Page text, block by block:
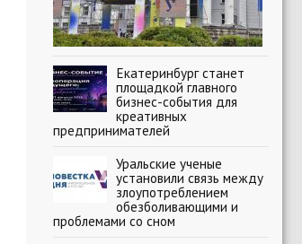
Екатеринбург станет
площадкой главного
бизнес-события для
креативных
предпринимателей
Уральские ученые
установили связь между
злоупотреблением
обезболивающими и
проблемами со сном